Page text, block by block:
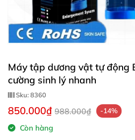
Máy tập dương vật tự động
cường sinh lý nhanh
Sku:8360
850.000₫ 988.000₫ -14%
Còn hàng